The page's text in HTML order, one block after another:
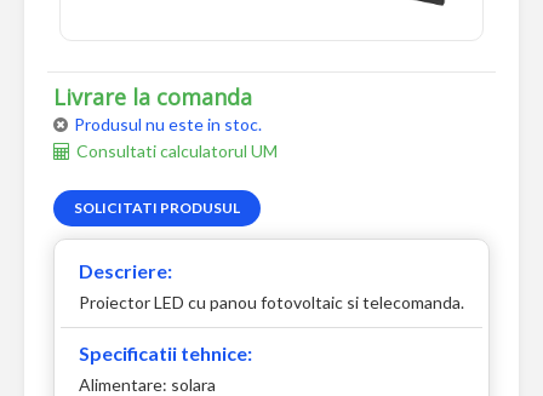
Livrare la comanda
Produsul nu este in stoc.
Consultati calculatorul UM
SOLICITATI PRODUSUL
Descriere:
Proiector LED cu panou fotovoltaic si telecomanda.
Specificatii tehnice:
Alimentare: solara